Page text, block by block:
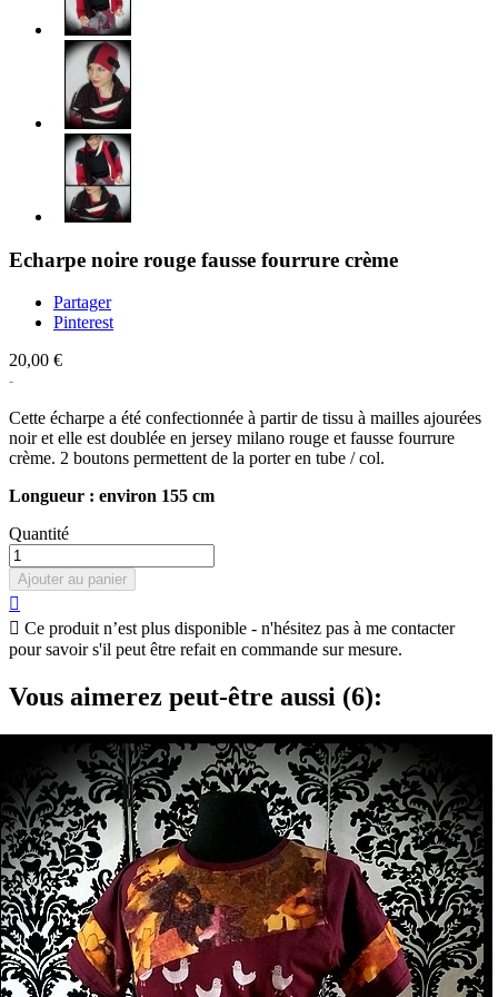
Echarpe noire rouge fausse fourrure crème
Partager
Pinterest
20,00 €
Cette écharpe a été confectionnée à partir de tissu à mailles ajourées
noir et elle est doublée en jersey milano rouge et fausse fourrure
crème. 2 boutons permettent de la porter en tube / col.
Longueur : environ 155 cm
Quantité
Ajouter au panier

 Ce produit n’est plus disponible - n'hésitez pas à me contacter
pour savoir s'il peut être refait en commande sur mesure.
Vous aimerez peut-être aussi (6):